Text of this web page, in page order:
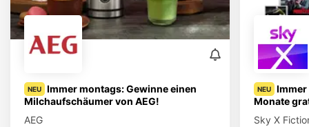
NEU
Immer montags: Gewinne einen
Milchaufschäumer von AEG!
AEG
NEU
Immer
Monate
Sky X